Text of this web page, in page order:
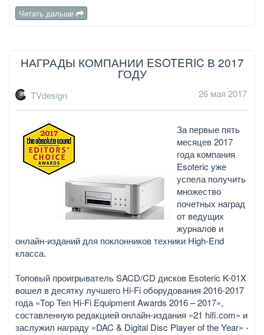
Читать дальше
НАГРАДЫ КОМПАНИИ ESOTERIC В 2017
ГОДУ
TVdesign 26 мая 2017
За первые пять
месяцев 2017
года компания
Esoteric уже
успела получить
множество
почетных наград
от ведущих
журналов и
онлайн-изданий для поклонников техники High-End
класса.
Топовый проигрыватель SACD/CD дисков Esoteric K-01X
вошел в десятку лучшего Hi-Fi оборудования 2016-2017
года «Top Ten Hi-Fi Equipment Awards 2016 – 2017»,
составленную редакцией онлайн-издания «21 hifi.com» и
заслужил награду «DAC & Digital Disc Player of the Year» -